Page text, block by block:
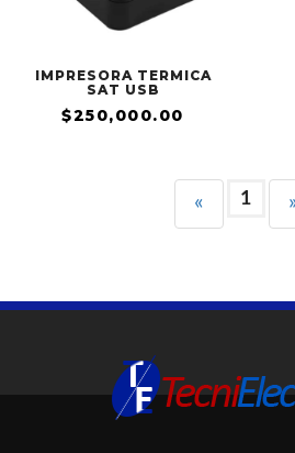
IMPRESORA TERMICA
SAT USB
$250,000.00
« 1